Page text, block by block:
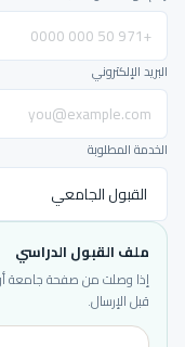
البريد الإلكتروني
الخدمة المطلوبة
ملف القبول الدراسي
إذا وصلت من صفحة جامعة أو
قبل الإرسال.